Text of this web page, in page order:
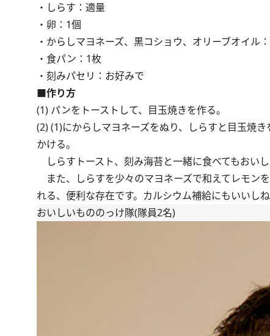
・しらす：適量
・卵：1個
・からしマヨネーズ、黒コショウ、オリーブオイル
・食パン：1枚
・刻みパセリ：お好みで
■作り方
(1) パンをトーストして、目玉焼きを作る。
(2) (1)にからしマヨネーズをぬり、しらすと目玉焼
かける。
しらすトースト、刻み海苔と一緒に食べてもおいし
また、しらすを少々のマヨネーズで和えてレモン
れる、便利な存在です。カルシウム補給にもいいしね
おいしいもののっけ隊(隊員2名)